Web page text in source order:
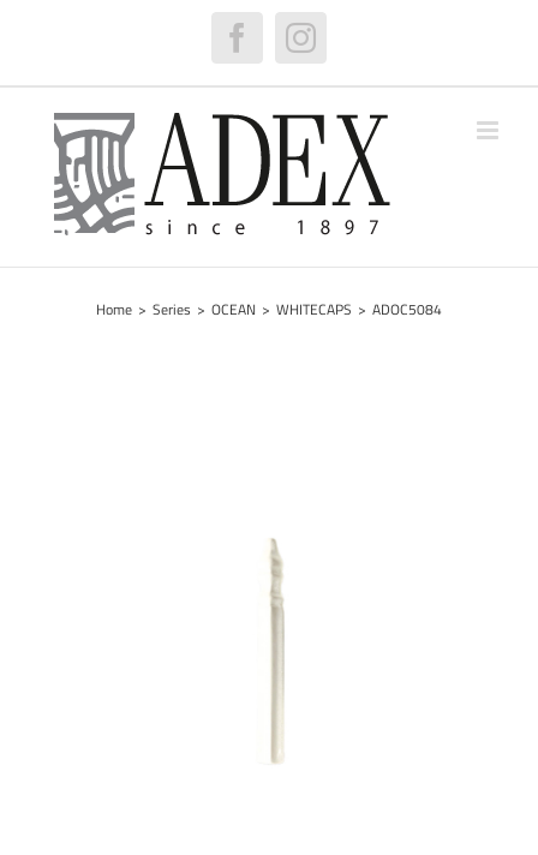
FacebookInstagram
Home > Series > OCEAN > WHITECAPS > ADOC5084